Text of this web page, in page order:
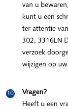
van u
kunt u een
ter attentie
302, 3316LN
verzoek
wijzigen op
Vragen?
Heeft u een